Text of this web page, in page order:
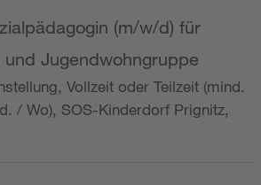
(m/w/d) für
Jugendwohngruppe
Vollzeit oder Teilzeit (mind.
/ Wo), SOS-Kinderdorf Prignitz,